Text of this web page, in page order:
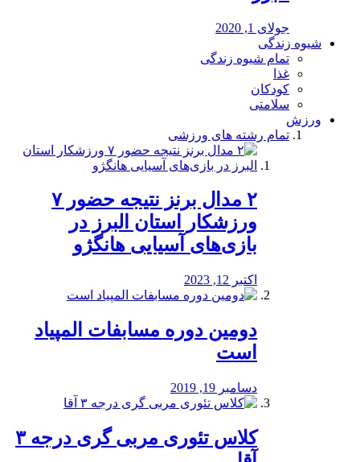
جولای 1, 2020
شیوه زندگی
تمام شیوه زندگی
غذا
کودکان
سلامتی
ورزش
تمام رشته های ورزشی
۲ مدال برنز نتیجه حضور ۷
ورزشکار استان البرز در
بازی‌های آسیایی هانگژو
اکتبر 12, 2023
دومین دوره مسابفات المپیاد
است
دسامبر 19, 2019
کلاس تئوری مربی گری درجه ۳